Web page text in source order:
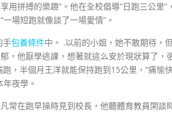
拼搏的樂趣”。他在全校倡導“日跑三公里”，
場短跑就像談了一場愛情”。
手包養條件中。 .以前的小姐，她不敢期待，但
，他厭學逃課，想著就這么安於現狀算了，
，半個月王洋就能保持跑到15公里，“痛愉
夜學。
常在跑早操時見到校長，他聽體育教員閑談